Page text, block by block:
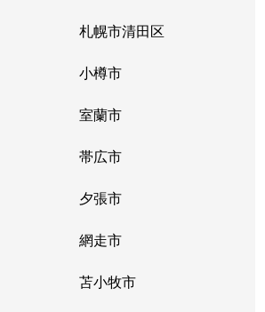
札幌市清田区
小樽市
室蘭市
帯広市
夕張市
網走市
苫小牧市